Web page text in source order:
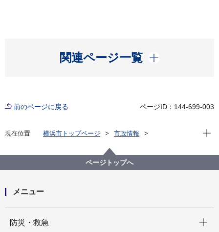
関連ページ一覧
開く
前のページに戻る ページID：144-699-003
現在位置 横浜市トップページ
市政情報
「アフリカのきれいな街プラットフォーム」横浜研修
がスタートしました！
現在
ページトップへ
メニュー
防災・救急